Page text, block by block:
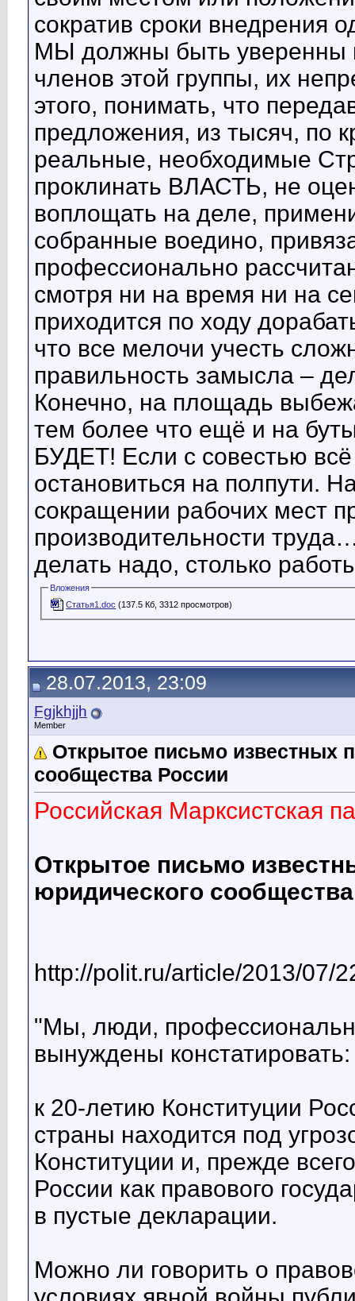
сократив сроки внедрения
МЫ должны быть уверенны
членов этой группы, их
этого, понимать, что
предложения, из тысяч, по
реальные, необходимые
проклинать ВЛАСТЬ, не
воплощать на деле,
собранные воедино,
профессионально
смотря ни на время ни на
приходится по ходу
что все мелочи учесть
правильность замысла –
Конечно, на площадь
тем более что ещё и на
БУДЕТ! Если с совестью
остановиться на полпути.
сокращении рабочих мест
производительности
делать надо, столько
Вложения
Статья1.doc (137.5 Кб, 3312 просмотров)
28.07.2013, 23:09
Fgjkhjjh
Member
Открытое письмо известных
сообщества России
Российская Марксистская
Открытое письмо
юридического
http://polit.ru/article/2013/07/
"Мы, люди,
вынуждены констатировать:
к 20-летию Конституции
страны находится под
Конституции и, прежде
России как правового
в пустые декларации.
Можно ли говорить о